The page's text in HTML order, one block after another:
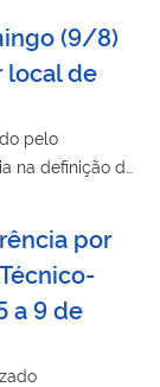
(9/8)
local de
pelo
na definição da
por
a 9 de